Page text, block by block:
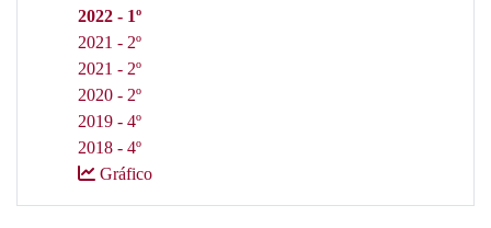
2022 - 1º
2021 - 2º
2021 - 2º
2020 - 2º
2019 - 4º
2018 - 4º
Gráfico